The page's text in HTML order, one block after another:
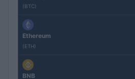
(BTC)
Ethereum
(ETH)
BNB